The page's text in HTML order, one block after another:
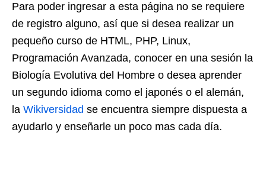
Para poder ingresar a esta página no se requiere
de registro alguno, así que si desea realizar un
pequeño curso de HTML, PHP, Linux,
Programación Avanzada, conocer en una sesión la
Biología Evolutiva del Hombre o desea aprender
un segundo idioma como el japonés o el alemán,
la Wikiversidad se encuentra siempre dispuesta a
ayudarlo y enseñarle un poco mas cada día.